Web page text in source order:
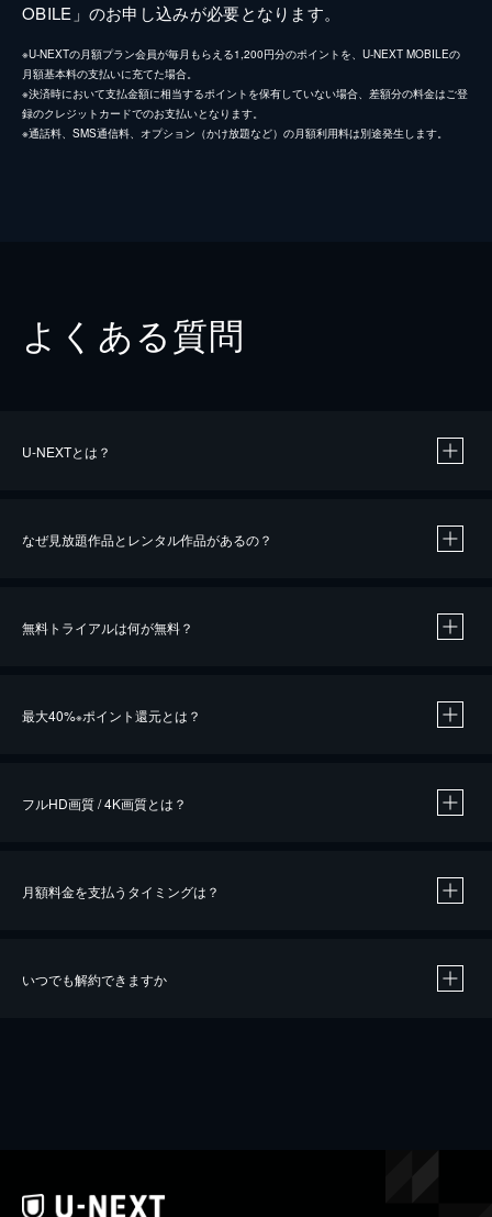
OBILE」のお申し込みが必要となります。
※U-NEXTの月額プラン会員が毎月もらえる1,200円分のポイントを、U-NEXT MOBILEの
月額基本料の支払いに充てた場合。
※決済時において支払金額に相当するポイントを保有していない場合、差額分の料金はご登
録のクレジットカードでのお支払いとなります。
※通話料、SMS通信料、オプション（かけ放題など）の月額利用料は別途発生します。
よくある質問
U-NEXTとは？
なぜ見放題作品とレンタル作品があるの？
無料トライアルは何が無料？
最大40%※ポイント還元とは？
※40％ポイント還元の対象は、クレジットカード決済による作品の購入 / レンタルです。
フルHD画質 / 4K画質とは？
月額料金を支払うタイミングは？
いつでも解約できますか